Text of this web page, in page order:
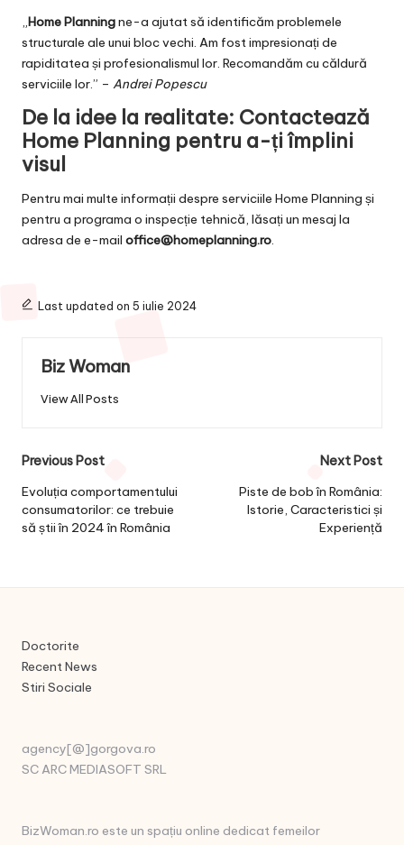
Home Planningne-a ajutat să identificăm problemele
structurale ale unui bloc vechi. Am fost impresionați de
rapiditatea și profesionalismul lor. Recomandăm cu căldură
serviciile lor.” – Andrei Popescu
De la idee la realitate: Contactează
Home Planning pentru a-ți împlini
visul
Pentru mai multe informații despre serviciile Home Planning și
pentru a programa o inspecție tehnică, lăsați un mesaj la
adresa de e-mail office@homeplanning.ro.
Last updated on 5 iulie 2024
Biz Woman
View All Posts
Post
navigation
Previous Post
Evoluția comportamentului
consumatorilor: ce trebuie
să știi în 2024 în România
Next Post
Piste de bob în România:
Istorie, Caracteristici și
Experiență
Doctorite
Recent News
Stiri Sociale
agency[@]gorgova.ro
SC ARC MEDIASOFT SRL
BizWoman.ro este un spațiu online dedicat femeilor